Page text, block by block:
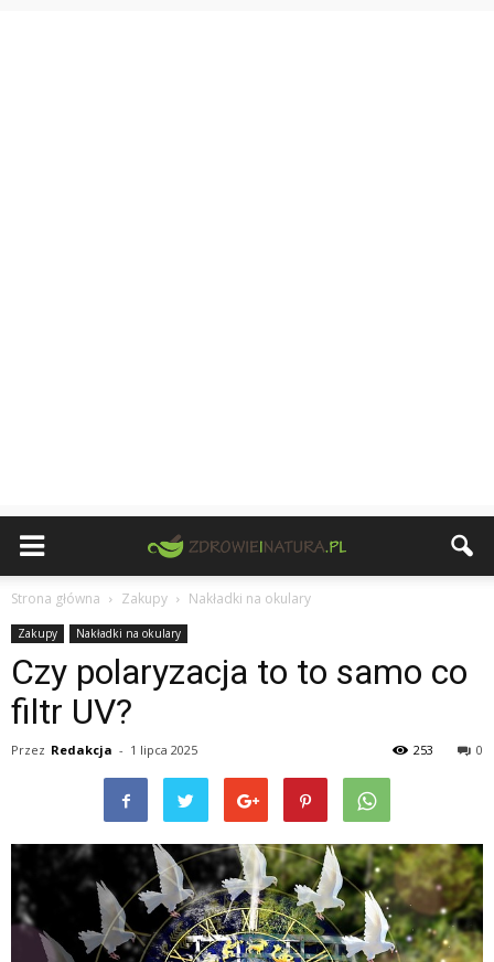
Strona główna Zakupy Nakładki na okulary
Zakupy Nakładki na okulary
Czy polaryzacja to to samo co
filtr UV?
Przez Redakcja - 1 lipca 2025 0
253